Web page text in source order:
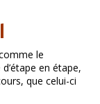
le
en étape,
que celui-ci